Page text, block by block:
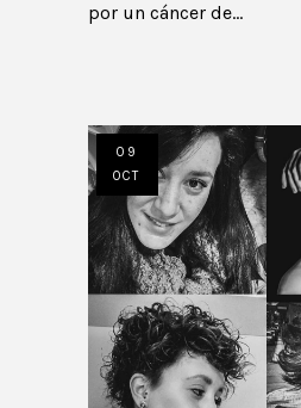
por un cáncer de...
09
OCT